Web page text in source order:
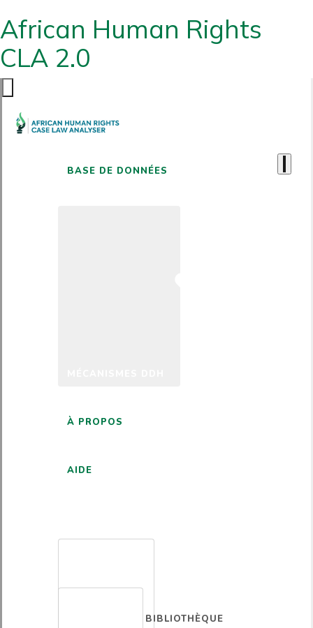
African Human Rights
CLA 2.0
BASE DE DONNÉES
À PROPOS
AIDE
BIBLIOTHÈQUE